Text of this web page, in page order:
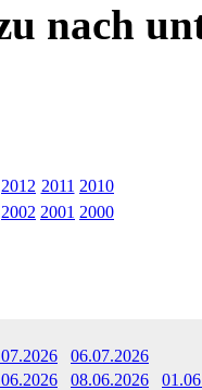
nach
2012 2011 2010
2002 2001 2000
06.07.2026
08.06.2026